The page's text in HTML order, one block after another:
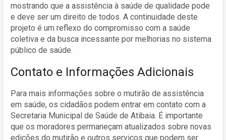
mostrando que a assistência à saúde de qualidade pode
e deve ser um direito de todos. A continuidade deste
projeto é um reflexo do compromisso com a saúde
coletiva e da busca incessante por melhorias no sistema
público de saúde.
Contato e Informações Adicionais
Para mais informações sobre o mutirão de assistência
em saúde, os cidadãos podem entrar em contato com a
Secretaria Municipal de Saúde de Atibaia. É importante
que os moradores permaneçam atualizados sobre novas
edições do mutirão e outros serviços que podem ser